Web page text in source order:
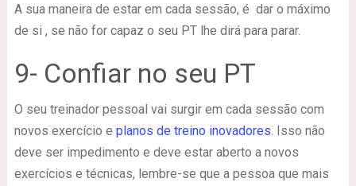
A sua maneira de estar em cada sessão, é dar o máximo
de si , se não for capaz o seu PT lhe dirá para parar.
9- Confiar no seu PT
O seu treinador pessoal vai surgir em cada sessão com
novos exercício e planos de treino inovadores . Isso não
deve ser impedimento e deve estar aberto a novos
exercícios e técnicas, lembre-se que a pessoa que mais